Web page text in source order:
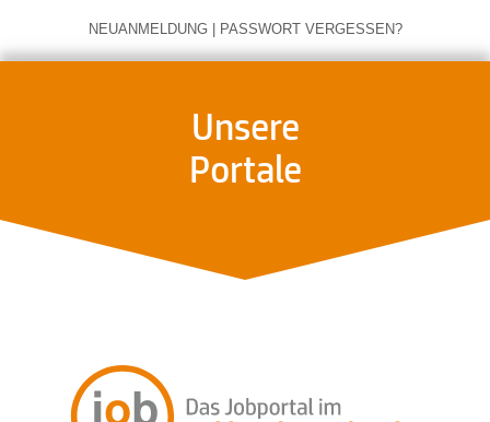
NEUANMELDUNG | PASSWORT VERGESSEN?
Unsere
Portale